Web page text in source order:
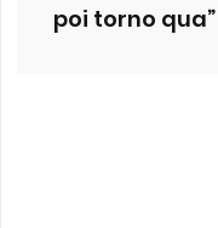
poi torno qua”